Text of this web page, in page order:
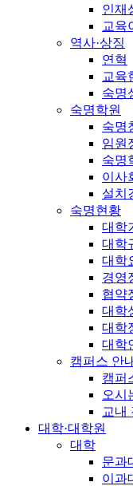
인재
교육
역사·상징
연혁
교육
숙명
숙명학원
숙명
임원
숙명
이사
설치
숙명현황
대학
대학
대학
경영
협약
대학
대학
대학
캠퍼스 안
캠퍼
오시
교내
대학·대학원
대학
문과
이과